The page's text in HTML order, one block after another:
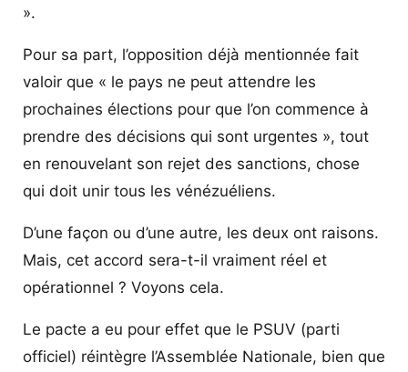
».
Pour sa part, l’opposition déjà mentionnée fait
valoir que « le pays ne peut attendre les
prochaines élections pour que l’on commence à
prendre des décisions qui sont urgentes », tout
en renouvelant son rejet des sanctions, chose
qui doit unir tous les vénézuéliens.
D’une façon ou d’une autre, les deux ont raisons.
Mais, cet accord sera-t-il vraiment réel et
opérationnel ? Voyons cela.
Le pacte a eu pour effet que le PSUV (parti
officiel) réintègre l’Assemblée Nationale, bien que